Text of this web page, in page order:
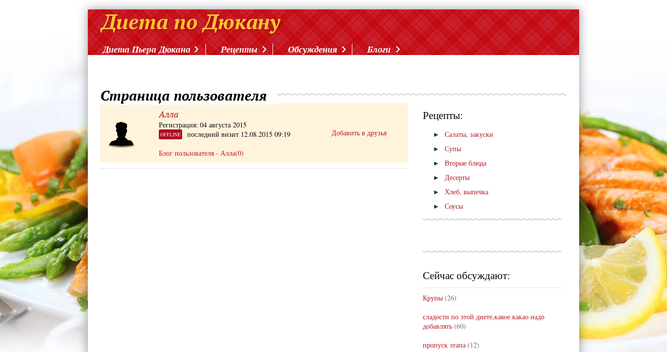
Диета Пьера Дюкана Рецепты Обсуждения Блоги
Страница пользователя
Алла
Регистрация: 04 августа 2015
OFFLINE
последний визит 12.08.2015 09:19
Блог пользователя - Алла(0)
Добавить в друзья
Рецепты:
►
Салаты, закуски
►
Супы
►
Вторые блюда
►
Десерты
►
Хлеб, выпечка
►
Соусы
Сейчас обсуждают:
Крупы (26)
сладости по этой диете,какое какао надо
добавлять (60)
пропуск этапа (12)